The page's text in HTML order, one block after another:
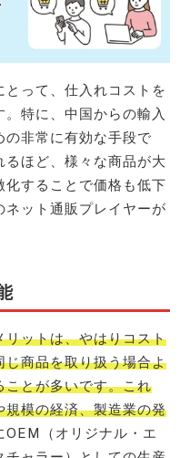
って、仕入れコストを
特に、中国からの輸入
の非常に有効な手段で
ほど、様々な商品が大
することで価格も低下
ネット通販プレイヤーが
リットは、やはりコスト
じ商品を取り扱う場合よ
ことが多いです。これ
規模の経済、製造業の発
OEM（オリジナル・エ